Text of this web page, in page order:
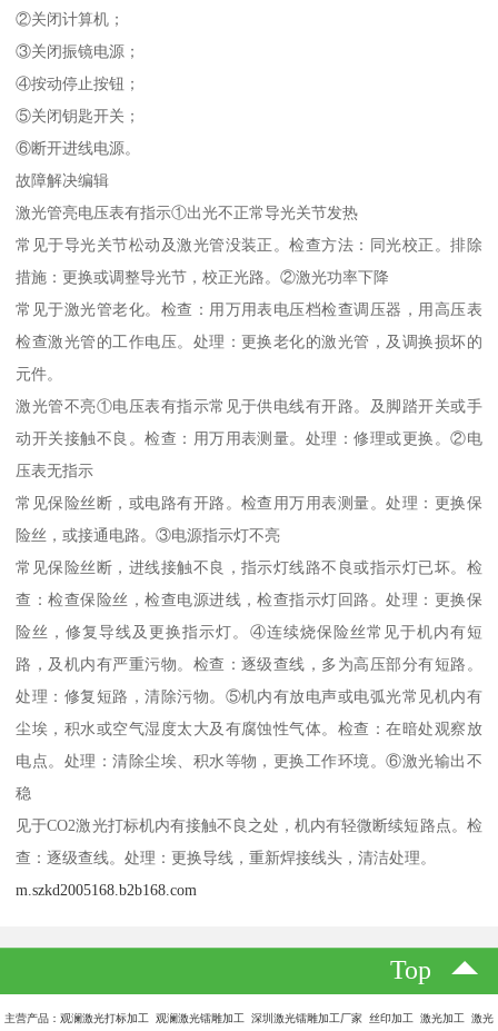
②关闭计算机；
③关闭振镜电源；
④按动停止按钮；
⑤关闭钥匙开关；
⑥断开进线电源。
故障解决编辑
激光管亮电压表有指示①出光不正常导光关节发热
常见于导光关节松动及激光管没装正。检查方法：同光校正。排除
措施：更换或调整导光节，校正光路。②激光功率下降
常见于激光管老化。检查：用万用表电压档检查调压器，用高压表
检查激光管的工作电压。处理：更换老化的激光管，及调换损坏的
元件。
激光管不亮①电压表有指示常见于供电线有开路。及脚踏开关或手
动开关接触不良。检查：用万用表测量。处理：修理或更换。②电
压表无指示
常见保险丝断，或电路有开路。检查用万用表测量。处理：更换保
险丝，或接通电路。③电源指示灯不亮
常见保险丝断，进线接触不良，指示灯线路不良或指示灯已坏。检
查：检查保险丝，检查电源进线，检查指示灯回路。处理：更换保
险丝，修复导线及更换指示灯。④连续烧保险丝常见于机内有短
路，及机内有严重污物。检查：逐级查线，多为高压部分有短路。
处理：修复短路，清除污物。⑤机内有放电声或电弧光常见机内有
尘埃，积水或空气湿度太大及有腐蚀性气体。检查：在暗处观察放
电点。处理：清除尘埃、积水等物，更换工作环境。⑥激光输出不
稳
见于CO2激光打标机内有接触不良之处，机内有轻微断续短路点。检
查：逐级查线。处理：更换导线，重新焊接线头，清洁处理。
m.szkd2005168.b2b168.com
Top
主营产品：观澜激光打标加工 观澜激光镭雕加工 深圳激光镭雕加工厂家 丝印加工 激光加工 激光